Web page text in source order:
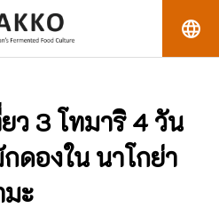
language
ว 3 โทมาริ 4 วัน
ดองใน นาโกย่า
ะ